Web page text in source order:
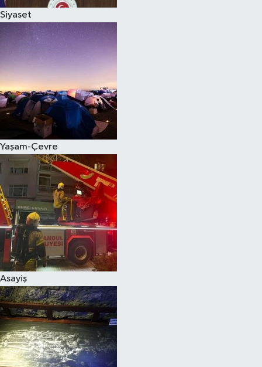
Siyaset
Yaşam-Çevre
Asayiş
Teknoloji
Yaşam-Çevre